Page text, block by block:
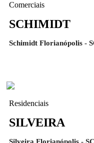
Comerciais
SCHIMIDT
Schimidt Florianópolis -
Residenciais
SILVEIRA